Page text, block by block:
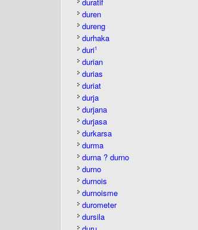
duren
dureng
durhaka
duri1
durian
durias
duriat
durja
durjana
durjasa
durkarsa
durma
durna ? durno
durno
durnois
durnoisme
durometer
dursila